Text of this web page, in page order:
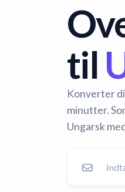
til
Konverter
minutter.
Ungarsk